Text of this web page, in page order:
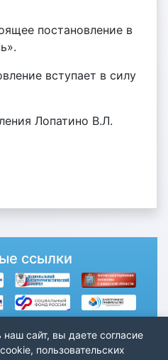
постановление в
вступает в силу
Лопатино В.Л.
ссылки
сайт, вы даете согласие
пользовательских